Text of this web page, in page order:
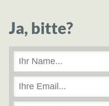
Ja, bitte?